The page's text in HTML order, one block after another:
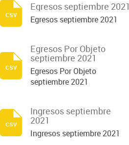
Egresos septiembre 2021
Egresos septiembre 2021
csv
Egresos Por Objeto
septiembre 2021
Egresos Por Objeto
septiembre 2021
csv
Ingresos septiembre
2021
Ingresos septiembre 2021
csv